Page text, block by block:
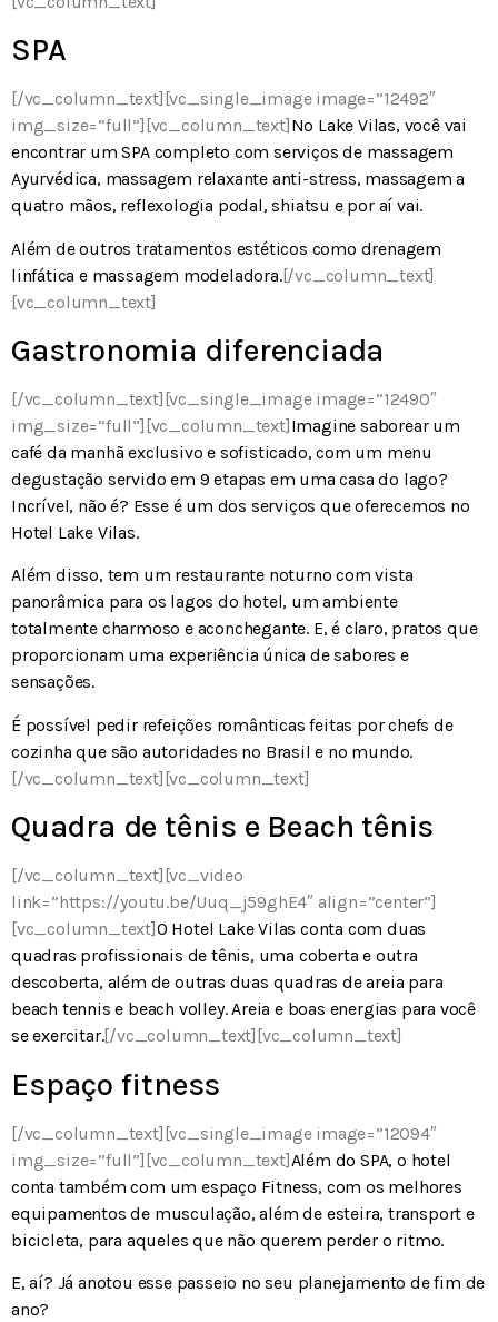
SPA
[/vc_column_text][vc_single_image image=”12492″
img_size=”full”][vc_column_text] No Lake Vilas, você vai
encontrar um SPA completo com serviços de massagem
Ayurvédica, massagem relaxante anti-stress, massagem a
quatro mãos, reflexologia podal, shiatsu e por aí vai.
Além de outros tratamentos estéticos como drenagem
linfática e massagem modeladora.[/vc_column_text]
[vc_column_text]
Gastronomia diferenciada
[/vc_column_text][vc_single_image image=”12490″
img_size=”full”][vc_column_text]Imagine saborear um
café da manhã exclusivo e sofisticado, com um menu
degustação servido em 9 etapas em uma casa do lago?
Incrível, não é? Esse é um dos serviços que oferecemos no
Hotel Lake Vilas.
Além disso, tem um restaurante noturno com vista
panorâmica para os lagos do hotel, um ambiente
totalmente charmoso e aconchegante. E, é claro, pratos que
proporcionam uma experiência única de sabores e
sensações.
É possível pedir refeições românticas feitas por chefs de
cozinha que são autoridades no Brasil e no mundo.
[/vc_column_text][vc_column_text]
Quadra de tênis e Beach tênis
[/vc_column_text][vc_video
link=”https://youtu.be/Uuq_j59ghE4″ align=”center”]
[vc_column_text]O Hotel Lake Vilas conta com duas
quadras profissionais de tênis, uma coberta e outra
descoberta, além de outras duas quadras de areia para
beach tennis e beach volley. Areia e boas energias para você
se exercitar.[/vc_column_text][vc_column_text]
Espaço fitness
[/vc_column_text][vc_single_image image=”12094″
img_size=”full”][vc_column_text]Além do SPA, o hotel
conta também com um espaço Fitness, com os melhores
equipamentos de musculação, além de esteira, transport e
bicicleta, para aqueles que não querem perder o ritmo.
E, aí? Já anotou esse passeio no seu planejamento de fim de
ano?